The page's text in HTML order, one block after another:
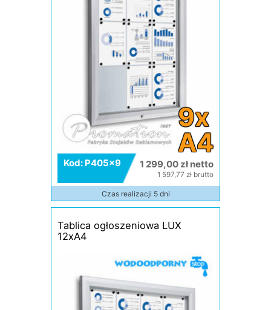
9x
A4
Kod: P405x9 1 299,00 zł netto
1 597,77 zł brutto
Czas realizacji 5 dni
Tablica ogłoszeniowa LUX
12xA4